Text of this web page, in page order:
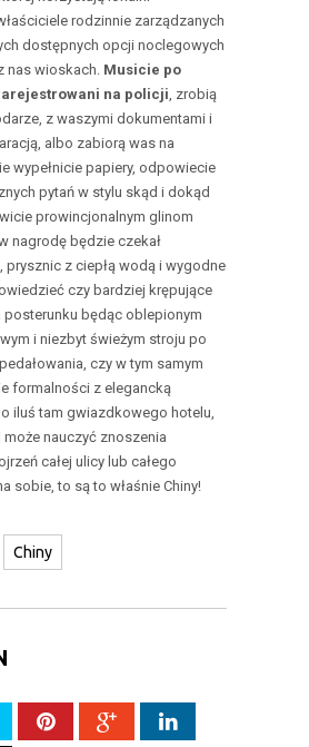
rodzinnie zarządzanych
dostępnych opcji noclegowych
nas wioskach. Musicie po
na policji , zrobią
z waszymi dokumentami i
albo zabiorą was na
wypełnicie papiery, odpowiecie
pytań w stylu skąd i dokąd
prowincjonalnym glinom
nagrodę będzie czekał
prysznic z ciepłą wodą i wygodne
czy bardziej krępujące
posterunku będąc oblepionym
i niezbyt świeżym stroju po
czy w tym samym
formalności z elegancką
iluś tam gwiazdkowego hotelu,
może nauczyć znoszenia
całej ulicy lub całego
sobie, to są to właśnie Chiny!
Chiny